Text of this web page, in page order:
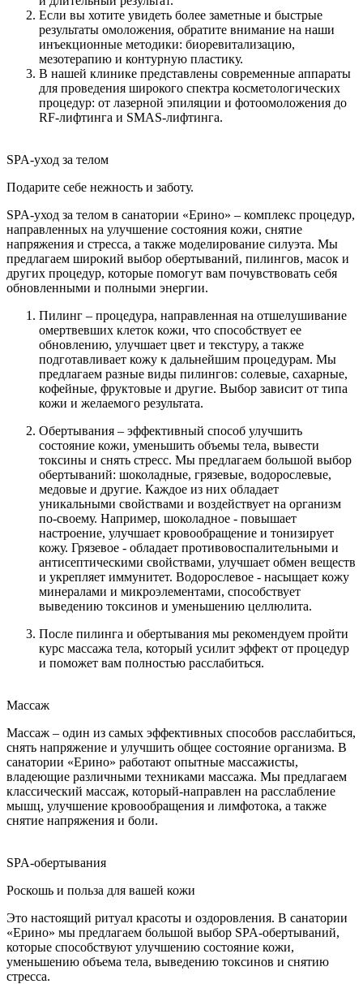
Если вы хотите увидеть более заметные и быстрые
результаты омоложения, обратите внимание на наши
инъекционные методики: биоревитализацию,
мезотерапию и контурную пластику.
В нашей клинике представлены современные аппараты
для проведения широкого спектра косметологических
процедур: от лазерной эпиляции и фотоомоложения до
RF-лифтинга и SMAS-лифтинга.
SPA-уход за телом
Подарите себе нежность и заботу.
SPA-уход за телом в санатории «Ерино» – комплекс процедур,
направленных на улучшение состояния кожи, снятие
напряжения и стресса, а также моделирование силуэта. Мы
предлагаем широкий выбор обертываний, пилингов, масок и
других процедур, которые помогут вам почувствовать себя
обновленными и полными энергии.
Пилинг – процедура, направленная на отшелушивание
омертвевших клеток кожи, что способствует ее
обновлению, улучшает цвет и текстуру, а также
подготавливает кожу к дальнейшим процедурам. Мы
предлагаем разные виды пилингов: солевые, сахарные,
кофейные, фруктовые и другие. Выбор зависит от типа
кожи и желаемого результата.
Обертывания – эффективный способ улучшить
состояние кожи, уменьшить объемы тела, вывести
токсины и снять стресс. Мы предлагаем большой выбор
обертываний: шоколадные, грязевые, водорослевые,
медовые и другие. Каждое из них обладает
уникальными свойствами и воздействует на организм
по-своему. Например, шоколадное - повышает
настроение, улучшает кровообращение и тонизирует
кожу. Грязевое - обладает противовоспалительными и
антисептическими свойствами, улучшает обмен веществ
и укрепляет иммунитет. Водорослевое - насыщает кожу
минералами и микроэлементами, способствует
выведению токсинов и уменьшению целлюлита.
После пилинга и обертывания мы рекомендуем пройти
курс массажа тела, который усилит эффект от процедур
и поможет вам полностью расслабиться.
Массаж
Массаж – один из самых эффективных способов расслабиться,
снять напряжение и улучшить общее состояние организма. В
санатории «Ерино» работают опытные массажисты,
владеющие различными техниками массажа. Мы предлагаем
классический массаж, который-направлен на расслабление
мышц, улучшение кровообращения и лимфотока, а также
снятие напряжения и боли.
SPA-обертывания
Роскошь и польза для вашей кожи
Это настоящий ритуал красоты и оздоровления. В санатории
«Ерино» мы предлагаем большой выбор SPA-обертываний,
которые способствуют улучшению состояние кожи,
уменьшению объема тела, выведению токсинов и снятию
стресса.